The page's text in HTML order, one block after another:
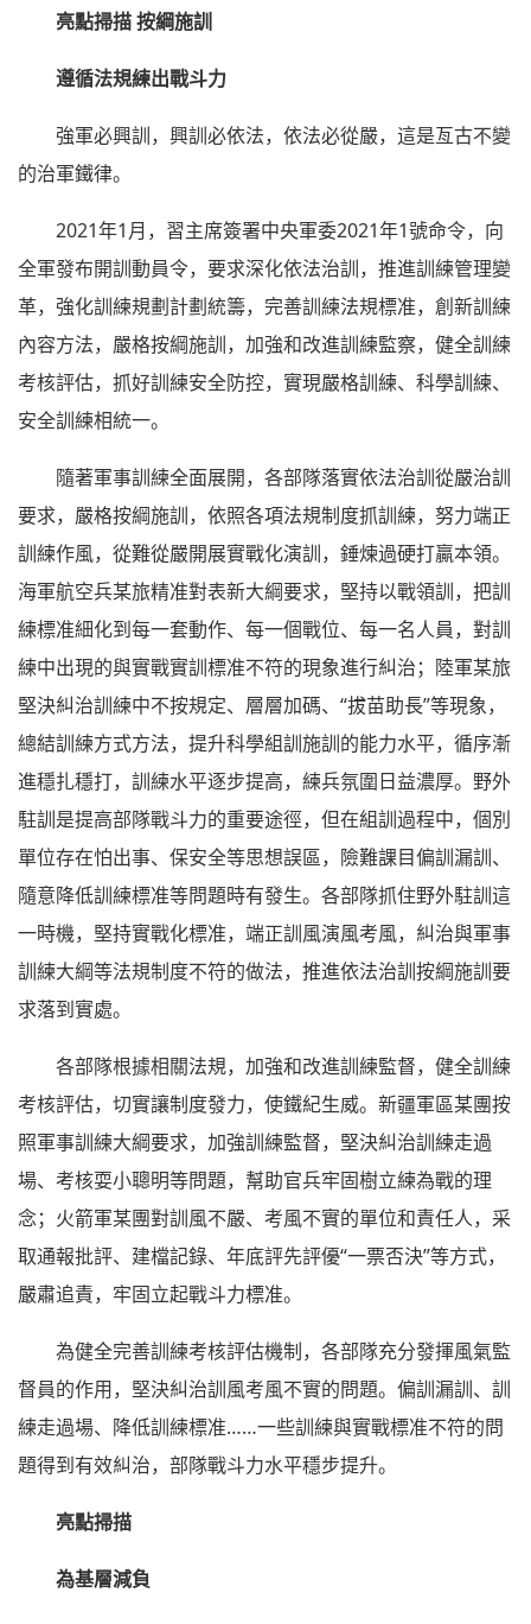
亮點掃描 按綱施訓
遵循法規練出戰斗力
強軍必興訓，興訓必依法，依法必從嚴，這是亙古不變
的治軍鐵律。
2021年1月，習主席簽署中央軍委2021年1號命令，向
全軍發布開訓動員令，要求深化依法治訓，推進訓練管理變
革，強化訓練規劃計劃統籌，完善訓練法規標准，創新訓練
內容方法，嚴格按綱施訓，加強和改進訓練監察，健全訓練
考核評估，抓好訓練安全防控，實現嚴格訓練、科學訓練、
安全訓練相統一。
隨著軍事訓練全面展開，各部隊落實依法治訓從嚴治訓
要求，嚴格按綱施訓，依照各項法規制度抓訓練，努力端正
訓練作風，從難從嚴開展實戰化演訓，錘煉過硬打贏本領。
海軍航空兵某旅精准對表新大綱要求，堅持以戰領訓，把訓
練標准細化到每一套動作、每一個戰位、每一名人員，對訓
練中出現的與實戰實訓標准不符的現象進行糾治；陸軍某旅
堅決糾治訓練中不按規定、層層加碼、“拔苗助長”等現象，
總結訓練方式方法，提升科學組訓施訓的能力水平，循序漸
進穩扎穩打，訓練水平逐步提高，練兵氛圍日益濃厚。野外
駐訓是提高部隊戰斗力的重要途徑，但在組訓過程中，個別
單位存在怕出事、保安全等思想誤區，險難課目偏訓漏訓、
隨意降低訓練標准等問題時有發生。各部隊抓住野外駐訓這
一時機，堅持實戰化標准，端正訓風演風考風，糾治與軍事
訓練大綱等法規制度不符的做法，推進依法治訓按綱施訓要
求落到實處。
各部隊根據相關法規，加強和改進訓練監督，健全訓練
考核評估，切實讓制度發力，使鐵紀生威。新疆軍區某團按
照軍事訓練大綱要求，加強訓練監督，堅決糾治訓練走過
場、考核耍小聰明等問題，幫助官兵牢固樹立練為戰的理
念；火箭軍某團對訓風不嚴、考風不實的單位和責任人，采
取通報批評、建檔記錄、年底評先評優“一票否決”等方式，
嚴肅追責，牢固立起戰斗力標准。
為健全完善訓練考核評估機制，各部隊充分發揮風氣監
督員的作用，堅決糾治訓風考風不實的問題。偏訓漏訓、訓
練走過場、降低訓練標准……一些訓練與實戰標准不符的問
題得到有效糾治，部隊戰斗力水平穩步提升。
亮點掃描
為基層減負